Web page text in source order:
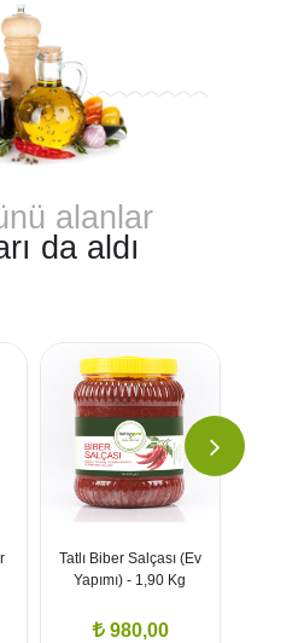
alanlar
da aldı
Tatlı Biber Salçası (Ev
Yapımı) - 1,90 Kg
980,00